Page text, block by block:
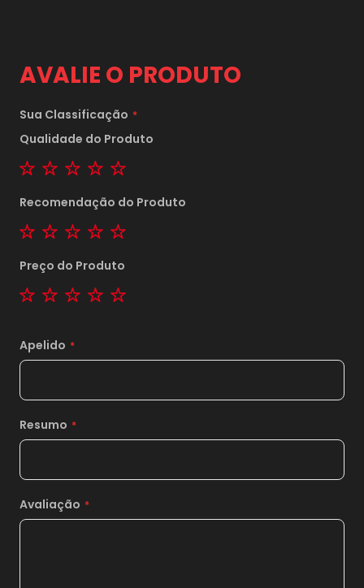
990,00
2xsem juros de
5xsem juros de 198,00
AVALIE O PRODUTO
Sua Classificação
Qualidade do Produto
1 star2 stars3 stars4 stars
Recomendação do Produto
1 star2 stars3 stars4 stars
Preço do Produto
1 star2 stars3 stars4 stars
Apelido
Resumo
Avaliação